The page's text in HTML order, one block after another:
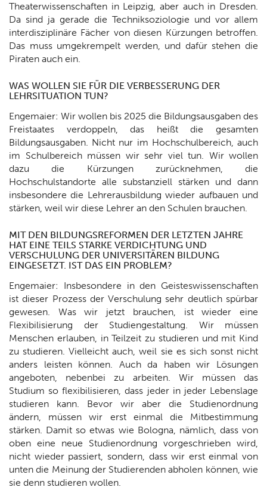
Theaterwissenschaften in Leipzig, aber auch in Dresden.
Da sind ja gerade die Techniksoziologie und vor allem
interdisziplinäre Fächer von diesen Kürzungen betroffen.
Das muss umgekrempelt werden, und dafür stehen die
Piraten auch ein.
WAS WOLLEN SIE FÜR DIE VERBESSERUNG DER
LEHRSITUATION TUN?
Engemaier: Wir wollen bis 2025 die Bildungsausgaben des
Freistaates verdoppeln, das heißt die gesamten
Bildungsausgaben. Nicht nur im Hochschulbereich, auch
im Schulbereich müssen wir sehr viel tun. Wir wollen
dazu die Kürzungen zurücknehmen, die
Hochschulstandorte alle substanziell stärken und dann
insbesondere die Lehrerausbildung wieder aufbauen und
stärken, weil wir diese Lehrer an den Schulen brauchen.
MIT DEN BILDUNGSREFORMEN DER LETZTEN JAHRE
HAT EINE TEILS STARKE VERDICHTUNG UND
VERSCHULUNG DER UNIVERSITÄREN BILDUNG
EINGESETZT. IST DAS EIN PROBLEM?
Engemaier: Insbesondere in den Geisteswissenschaften
ist dieser Prozess der Verschulung sehr deutlich spürbar
gewesen. Was wir jetzt brauchen, ist wieder eine
Flexibilisierung der Studiengestaltung. Wir müssen
Menschen erlauben, in Teilzeit zu studieren und mit Kind
zu studieren. Vielleicht auch, weil sie es sich sonst nicht
anders leisten können. Auch da haben wir Lösungen
angeboten, nebenbei zu arbeiten. Wir müssen das
Studium so flexibilisieren, dass jeder in jeder Lebenslage
studieren kann. Bevor wir aber die Studienordnung
ändern, müssen wir erst einmal die Mitbestimmung
stärken. Damit so etwas wie Bologna, nämlich, dass von
oben eine neue Studienordnung vorgeschrieben wird,
nicht wieder passiert, sondern, dass wir erst einmal von
unten die Meinung der Studierenden abholen können, wie
sie denn studieren wollen.